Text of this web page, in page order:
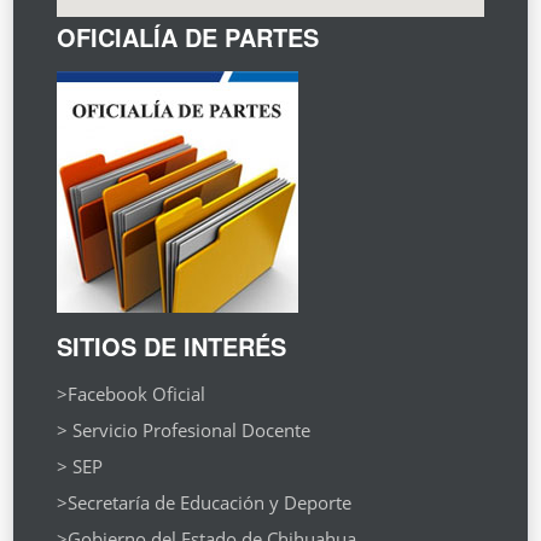
OFICIALÍA DE PARTES
SITIOS DE INTERÉS
>Facebook Oficial
> Servicio Profesional Docente
> SEP
>Secretaría de Educación y Deporte